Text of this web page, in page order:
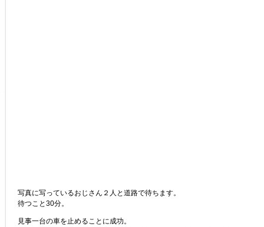
写真に写っているおじさん２人と道路で待ちます。
待つこと30分。
見事一台の車を止めることに成功。